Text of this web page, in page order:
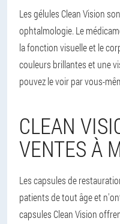
Les gélules Clean Vision
ophtalmologie. Le
la fonction visuelle et le
couleurs brillantes et une
pouvez le voir par vous-
CLEAN
VENTES À
Les capsules de
patients de tout âge et
capsules Clean Vision